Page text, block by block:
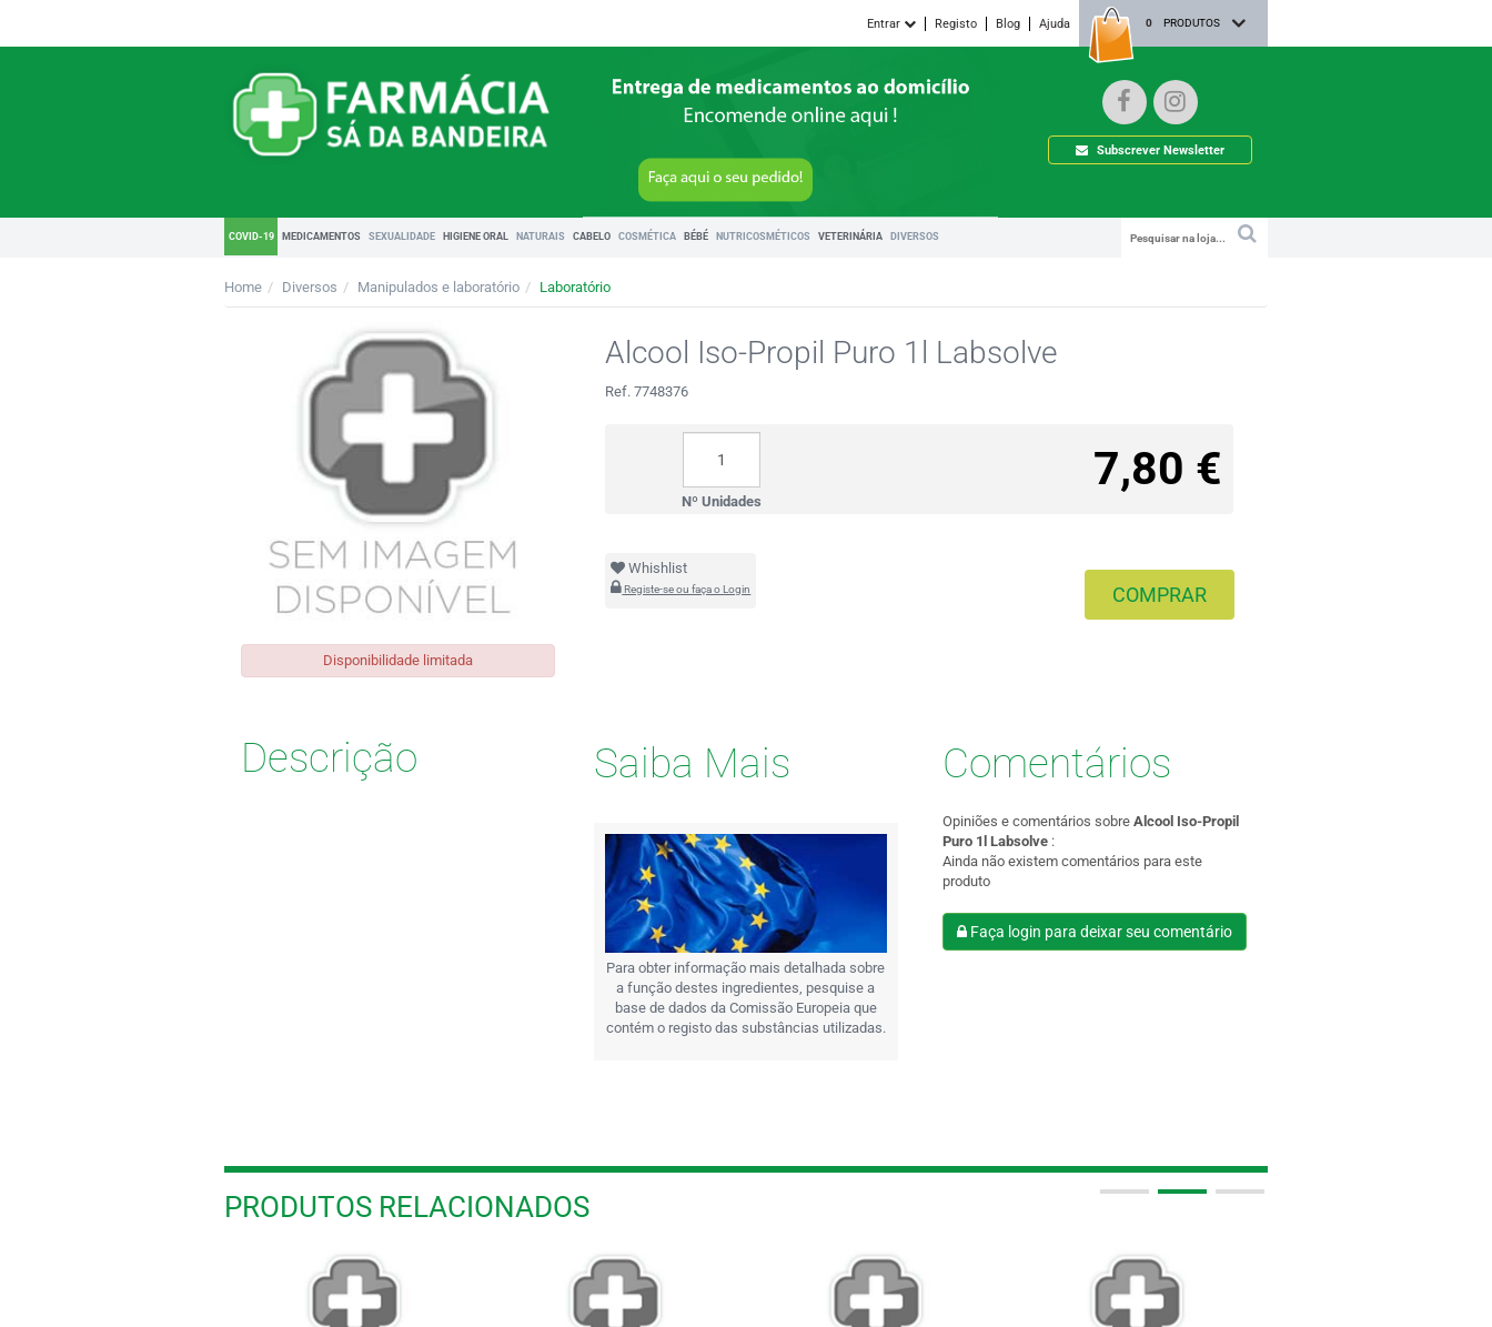
0 PRODUTOS
Entrar Registo Blog Ajuda
Subscrever Newsletter
COVID-19 MEDICAMENTOS SEXUALIDADE HIGIENE ORAL NATURAIS CABELO COSMÉTICA BÉBÉ NUTRICOSMÉTICOS VETERINÁRIA DIVERSOS
Home Diversos Manipulados e laboratório Laboratório
Disponibilidade limitada
Alcool Iso-Propil Puro 1l Labsolve
Ref. 7748376
7,80 €
Nº Unidades
Whishlist
Registe-se ou faça o Login COMPRAR
Descrição Saiba Mais
Para obter informação mais detalhada sobre
a função destes ingredientes, pesquise a
base de dados da Comissão Europeia que
contém o registo das substâncias utilizadas.
Comentários
Opiniões e comentários sobre Alcool Iso-Propil
Puro 1l Labsolve:
Ainda não existem comentários para este
produto
Faça login para deixar seu comentário
PRODUTOS RELACIONADOS